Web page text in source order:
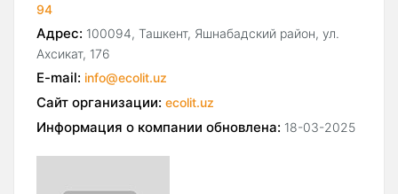
94
Адрес: 100094, Ташкент, Яшнабадский район, ул.
Ахсикат, 176
E-mail: info@ecolit.uz
Сайт организации: ecolit.uz
Информация о компании обновлена: 18-03-2025